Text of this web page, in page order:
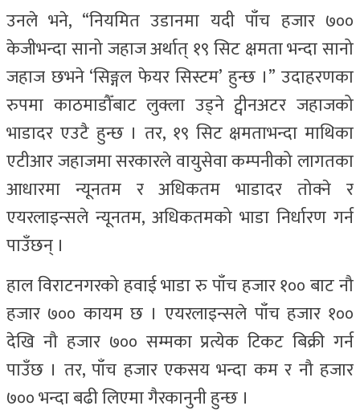
उनले भने, “नियमित उडानमा यदी पाँच हजार ७००
केजीभन्दा सानो जहाज अर्थात् १९ सिट क्षमता भन्दा सानो
जहाज छभने ‘सिङ्गल फेयर सिस्टम’ हुन्छ ।” उदाहरणका
रुपमा काठमाडौँबाट लुक्ला उड्ने ट्वीनअटर जहाजको
भाडादर एउटै हुन्छ । तर, १९ सिट क्षमताभन्दा माथिका
एटीआर जहाजमा सरकारले वायुसेवा कम्पनीको लागतका
आधारमा न्यूनतम र अधिकतम भाडादर तोक्ने र
एयरलाइन्सले न्यूनतम, अधिकतमको भाडा निर्धारण गर्न
पाउँछन् ।
हाल विराटनगरको हवाई भाडा रु पाँच हजार १०० बाट नौ
हजार ७०० कायम छ । एयरलाइन्सले पाँच हजार १००
देखि नौ हजार ७०० सम्मका प्रत्येक टिकट बिक्री गर्न
पाउँछ । तर, पाँच हजार एकसय भन्दा कम र नौ हजार
७०० भन्दा बढी लिएमा गैरकानुनी हुन्छ ।